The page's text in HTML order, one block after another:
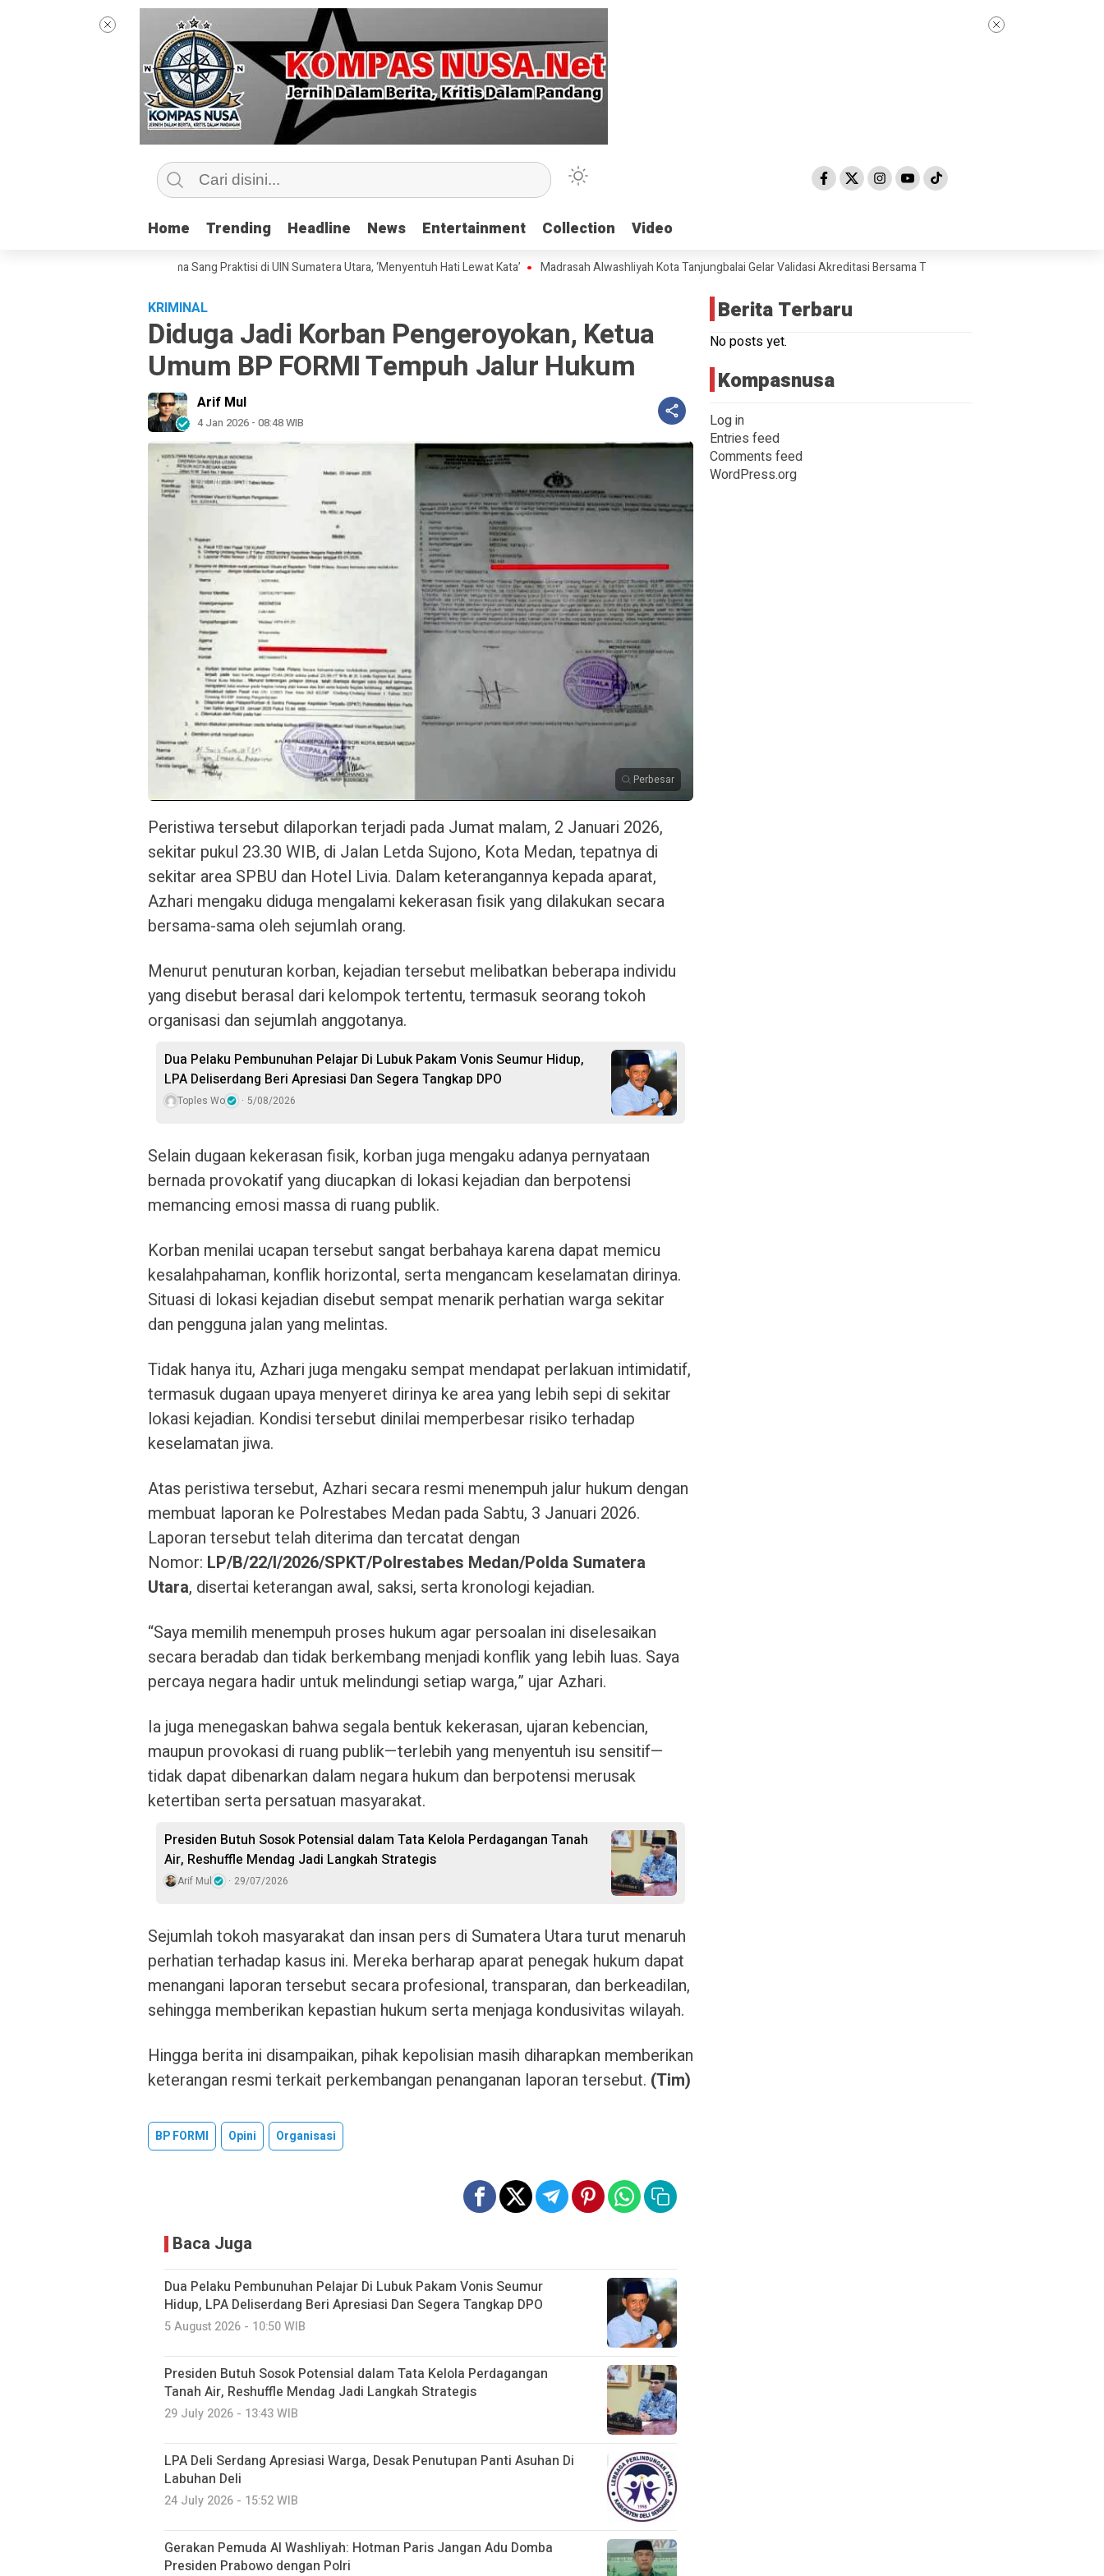
Home Trending Headline News Entertainment Collection Video
Home Trending Headline News Entertainment Collection Video
Kelas Jurnalisme Bersama Sang Praktisi di UIN Sumatera Utara, ‘Menyentuh Hati Lewat Kata’ Madrasah Alwashliyah Kota Tanjungbalai Gelar Validasi Akreditasi Bersama Tim Asesor BAN-PDM Tahun 2026
KRIMINAL
Diduga Jadi Korban Pengeroyokan, Ketua
Umum BP FORMI Tempuh Jalur Hukum
Arif Mul
4 Jan 2026 - 08:48 WIB
Perbesar
Medan– Kompasnusa.net/ Dugaan tindak kekerasan kembali mencuat di Kota Medan. Azhari, Ketua Umum Barisan Persaudaraan Forum Muslimin Indonesia (BP
Peristiwa tersebut dilaporkan terjadi pada Jumat malam, 2 Januari 2026,
sekitar pukul 23.30 WIB, di Jalan Letda Sujono, Kota Medan, tepatnya di
sekitar area SPBU dan Hotel Livia. Dalam keterangannya kepada aparat,
Azhari mengaku diduga mengalami kekerasan fisik yang dilakukan secara
bersama-sama oleh sejumlah orang.
Menurut penuturan korban, kejadian tersebut melibatkan beberapa individu
yang disebut berasal dari kelompok tertentu, termasuk seorang tokoh
organisasi dan sejumlah anggotanya.
Dua Pelaku Pembunuhan Pelajar Di Lubuk Pakam Vonis Seumur Hidup,
LPA Deliserdang Beri Apresiasi Dan Segera Tangkap DPO
Toples Wo 5/08/2026
Selain dugaan kekerasan fisik, korban juga mengaku adanya pernyataan
bernada provokatif yang diucapkan di lokasi kejadian dan berpotensi
memancing emosi massa di ruang publik.
Korban menilai ucapan tersebut sangat berbahaya karena dapat memicu
kesalahpahaman, konflik horizontal, serta mengancam keselamatan dirinya.
Situasi di lokasi kejadian disebut sempat menarik perhatian warga sekitar
dan pengguna jalan yang melintas.
Tidak hanya itu, Azhari juga mengaku sempat mendapat perlakuan intimidatif,
termasuk dugaan upaya menyeret dirinya ke area yang lebih sepi di sekitar
lokasi kejadian. Kondisi tersebut dinilai memperbesar risiko terhadap
keselamatan jiwa.
Atas peristiwa tersebut, Azhari secara resmi menempuh jalur hukum dengan
membuat laporan ke Polrestabes Medan pada Sabtu, 3 Januari 2026.
Laporan tersebut telah diterima dan tercatat dengan
Nomor: LP/B/22/I/2026/SPKT/Polrestabes Medan/Polda Sumatera
Utara, disertai keterangan awal, saksi, serta kronologi kejadian.
“Saya memilih menempuh proses hukum agar persoalan ini diselesaikan
secara beradab dan tidak berkembang menjadi konflik yang lebih luas. Saya
percaya negara hadir untuk melindungi setiap warga,” ujar Azhari.
Ia juga menegaskan bahwa segala bentuk kekerasan, ujaran kebencian,
maupun provokasi di ruang publik—terlebih yang menyentuh isu sensitif—
tidak dapat dibenarkan dalam negara hukum dan berpotensi merusak
ketertiban serta persatuan masyarakat.
Presiden Butuh Sosok Potensial dalam Tata Kelola Perdagangan Tanah
Air, Reshuffle Mendag Jadi Langkah Strategis
Arif Mul 29/07/2026
Sejumlah tokoh masyarakat dan insan pers di Sumatera Utara turut menaruh
perhatian terhadap kasus ini. Mereka berharap aparat penegak hukum dapat
menangani laporan tersebut secara profesional, transparan, dan berkeadilan,
sehingga memberikan kepastian hukum serta menjaga kondusivitas wilayah.
Hingga berita ini disampaikan, pihak kepolisian masih diharapkan memberikan
keterangan resmi terkait perkembangan penanganan laporan tersebut. (Tim)
BP FORMI Opini Organisasi
Baca Juga
Dua Pelaku Pembunuhan Pelajar Di Lubuk Pakam Vonis Seumur
Hidup, LPA Deliserdang Beri Apresiasi Dan Segera Tangkap DPO
5 August 2026 - 10:50 WIB
Presiden Butuh Sosok Potensial dalam Tata Kelola Perdagangan
Tanah Air, Reshuffle Mendag Jadi Langkah Strategis
29 July 2026 - 13:43 WIB
LPA Deli Serdang Apresiasi Warga, Desak Penutupan Panti Asuhan Di
Labuhan Deli
24 July 2026 - 15:52 WIB
Gerakan Pemuda Al Washliyah: Hotman Paris Jangan Adu Domba
Presiden Prabowo dengan Polri
Berita Terbaru
No posts yet.
Kompasnusa
Log in
Entries feed
Comments feed
WordPress.org